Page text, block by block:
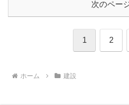
次のペー
1 2
ホーム 建設